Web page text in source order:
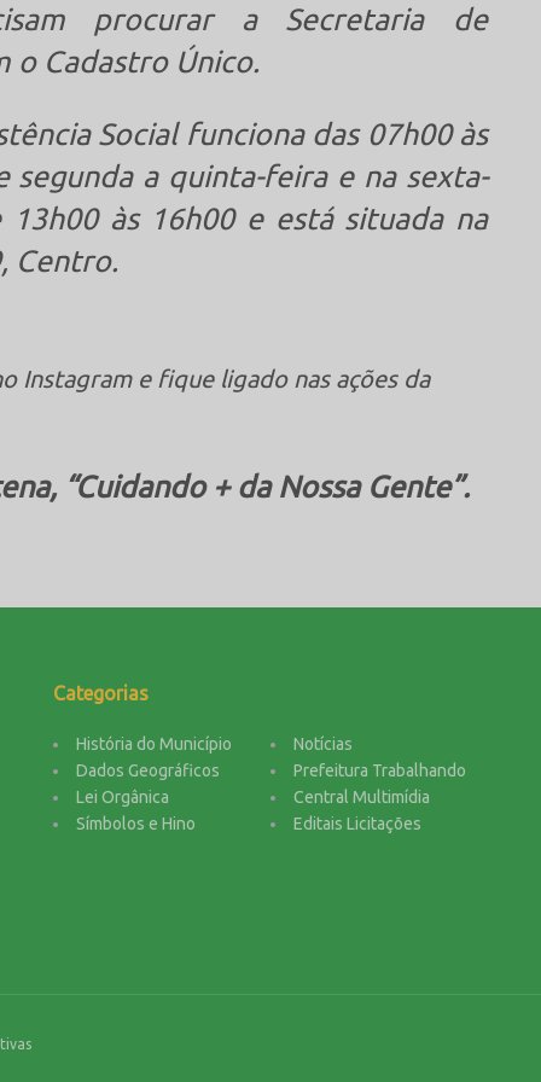
procurar a Secretaria de
o Cadastro Único.
Social funciona das 07h00 às
segunda a quinta-feira e na sexta-
às 16h00 e está situada na
Centro.
Instagram e fique ligado nas ações da
“Cuidando + da Nossa Gente”.
Categorias
História do Município
Dados Geográficos
Lei Orgânica
Símbolos e Hino
Notícias
Prefeitura Trabalhando
Central Multimídia
Editais Licitações